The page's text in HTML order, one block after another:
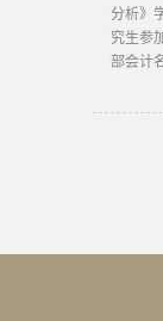
分析》
究生参
部会计